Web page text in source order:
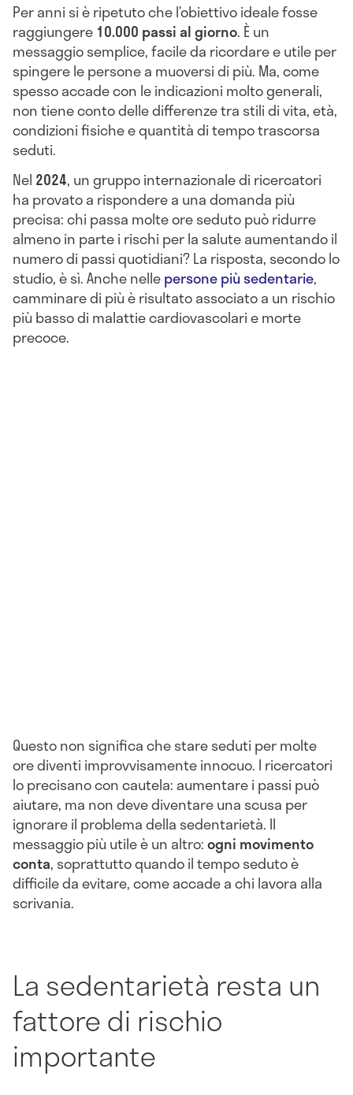
Per anni si è ripetuto che l’obiettivo ideale fosse
raggiungere 10.000 passi al giorno. È un
messaggio semplice, facile da ricordare e utile per
spingere le persone a muoversi di più. Ma, come
spesso accade con le indicazioni molto generali,
non tiene conto delle differenze tra stili di vita, età,
condizioni fisiche e quantità di tempo trascorsa
seduti.
Nel 2024, un gruppo internazionale di ricercatori
ha provato a rispondere a una domanda più
precisa: chi passa molte ore seduto può ridurre
almeno in parte i rischi per la salute aumentando il
numero di passi quotidiani? La risposta, secondo lo
studio, è sì. Anche nellepersone più sedentarie,
camminare di più è risultato associato a un rischio
più basso di malattie cardiovascolari e morte
precoce.
Questo non significa che stare seduti per molte
ore diventi improvvisamente innocuo. I ricercatori
lo precisano con cautela: aumentare i passi può
aiutare, ma non deve diventare una scusa per
ignorare il problema della sedentarietà. Il
messaggio più utile è un altro:ogni movimento
conta, soprattutto quando il tempo seduto è
difficile da evitare, come accade a chi lavora alla
scrivania.
La sedentarietà resta un
fattore di rischio
importante